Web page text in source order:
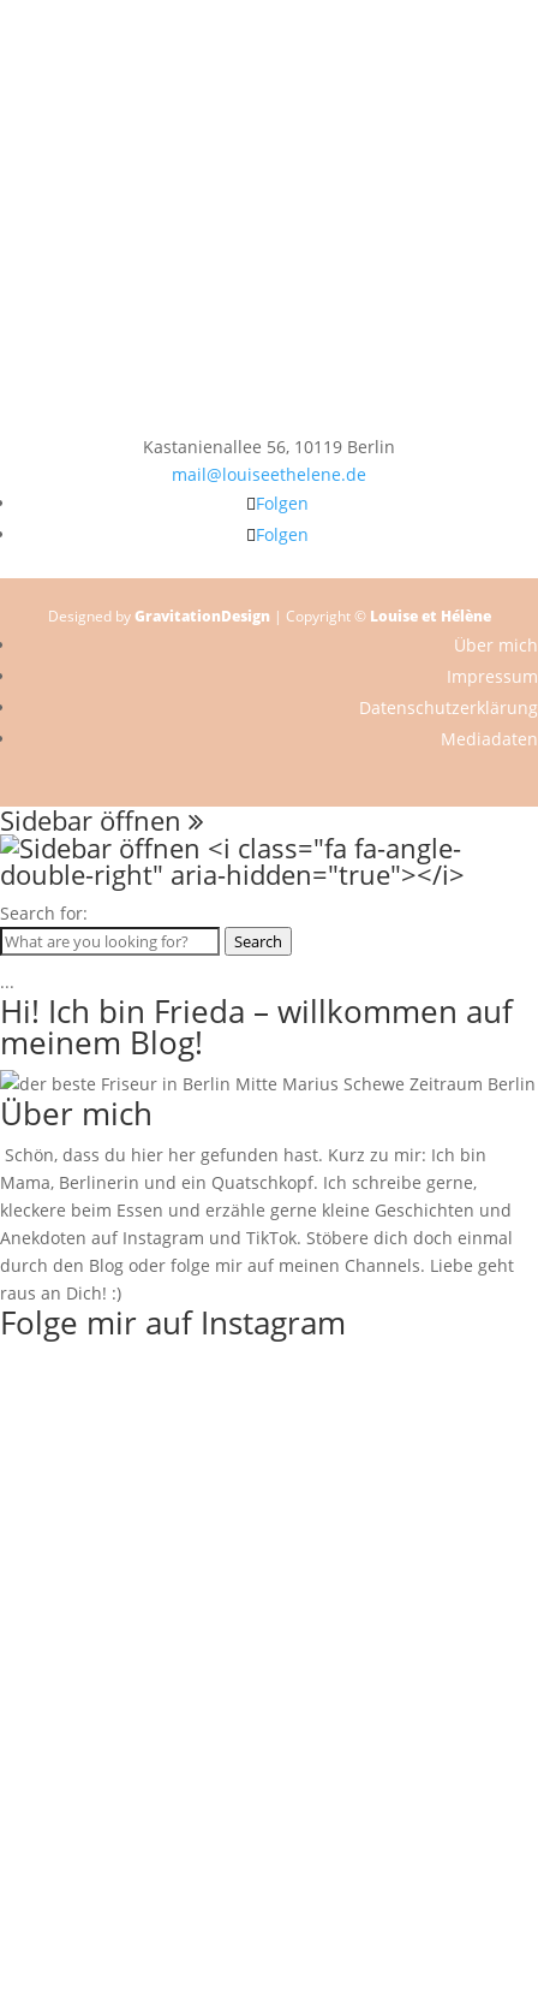
Kastanienallee 56, 10119 Berlin
mail@louiseethelene.de
Folgen
Folgen
Designed byGravitationDesign | Copyright © Louise et Hélène
Über mich
Impressum
Datenschutzerklärung
Mediadaten
Sidebar öffnen
Search for:
Search
...
Hi! Ich bin Frieda – willkommen auf
meinem Blog!
Über mich
Schön, dass du hier her gefunden hast. Kurz zu mir: Ich bin
Mama, Berlinerin und ein Quatschkopf. Ich schreibe gerne,
kleckere beim Essen und erzähle gerne kleine Geschichten und
Anekdoten auf Instagram und TikTok. Stöbere dich doch einmal
durch den Blog oder folge mir auf meinen Channels. Liebe geht
raus an Dich! :)
Folge mir auf Instagram